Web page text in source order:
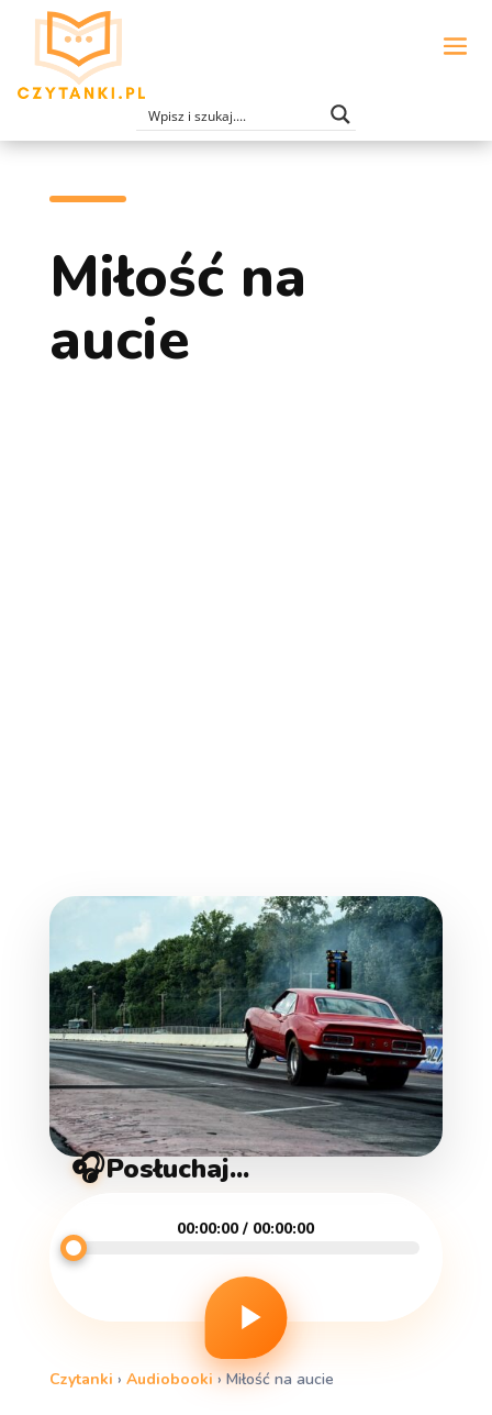
Miłość na
aucie
🎧Posłuchaj...
00:00:00 / 00:00:00
Czytanki › Audiobooki›Miłość na aucie